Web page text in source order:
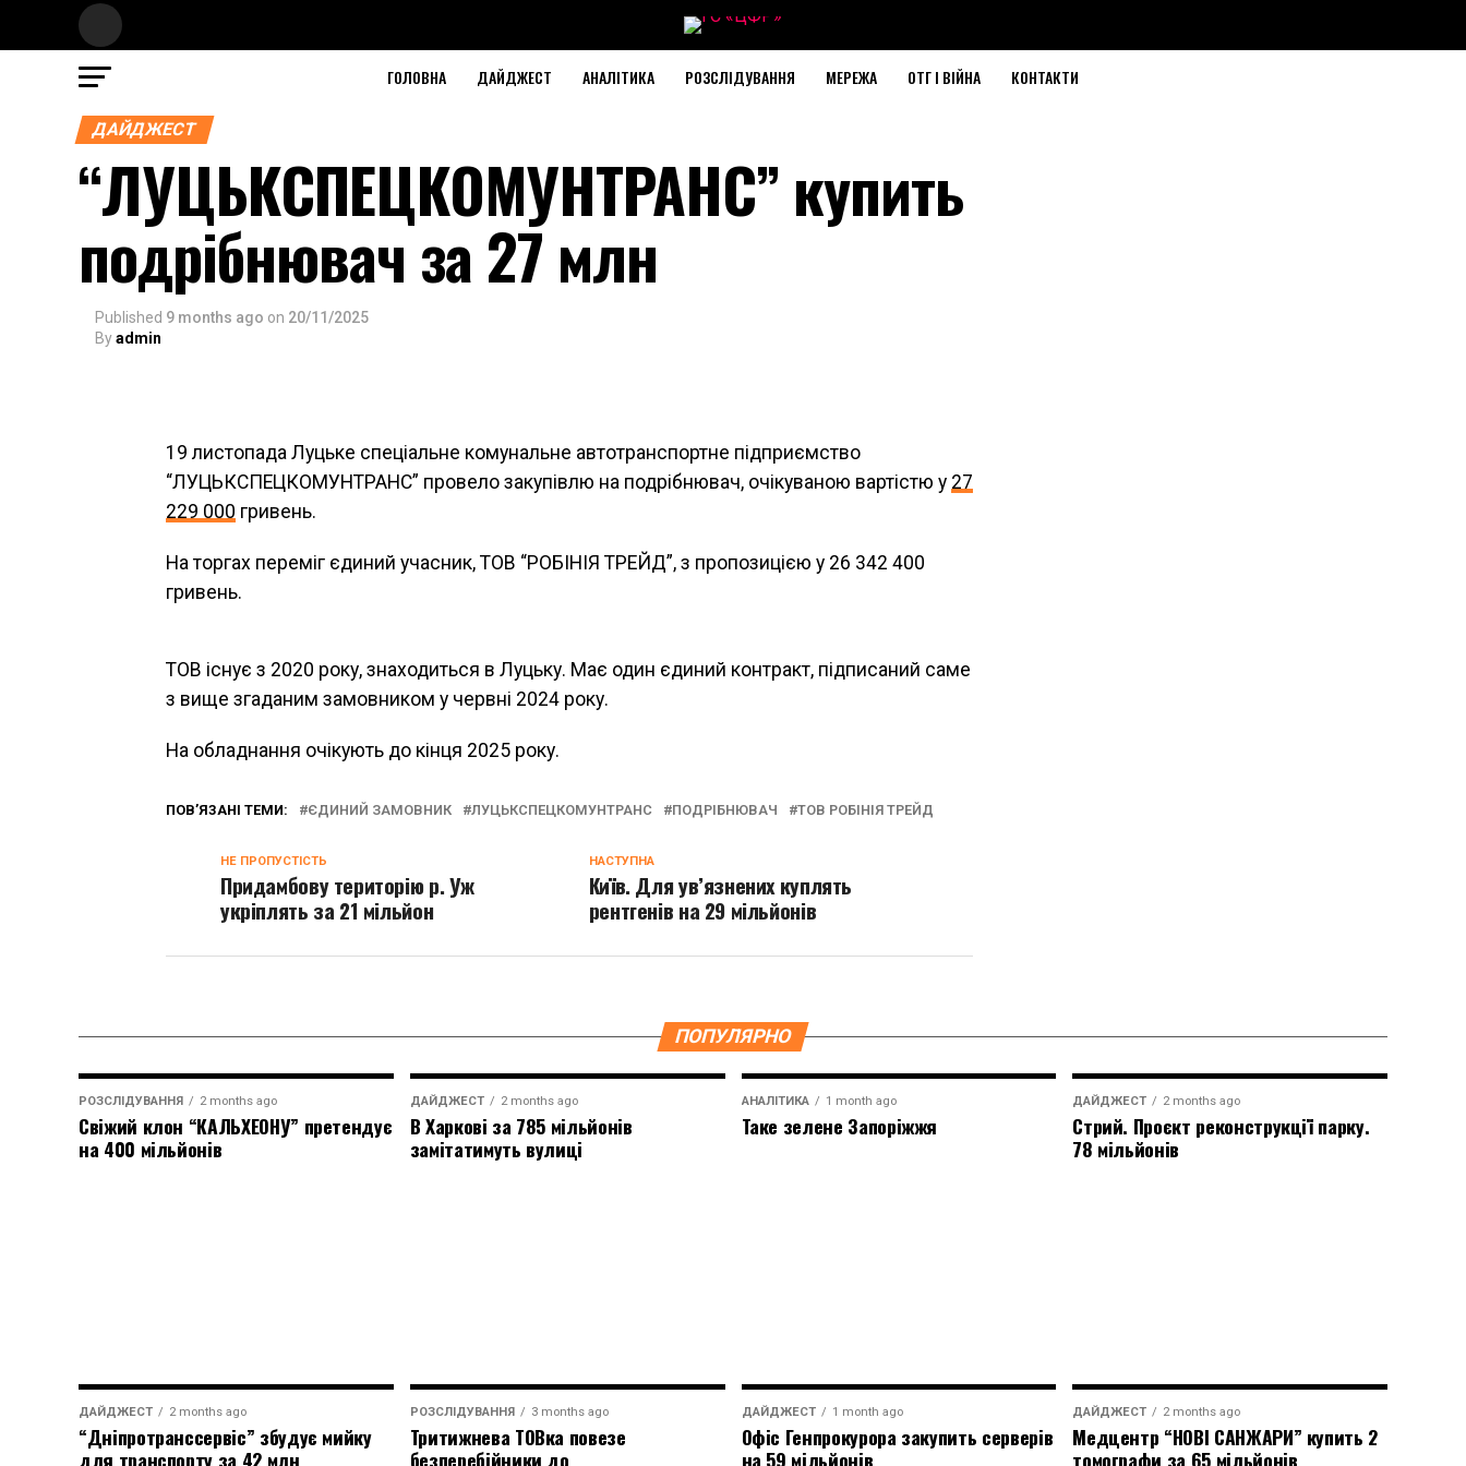
ГОЛОВНА ДАЙДЖЕСТ АНАЛІТИКА РОЗСЛІДУВАННЯ МЕРЕЖА ОТГ І ВІЙНА КОНТАКТИ
ДАЙДЖЕСТ
“ЛУЦЬКСПЕЦКОМУНТРАНС” купить
подрібнювач за 27 млн
Published 9 months ago on 20/11/2025
Byadmin
19 листопада Луцьке спеціальне комунальне автотранспортне підприємство
“ЛУЦЬКСПЕЦКОМУНТРАНС” провело закупівлю на подрібнювач, очікуваною вартістю у 27
229 000 гривень.
На торгах переміг єдиний учасник, ТОВ “РОБІНІЯ ТРЕЙД”, з пропозицією у 26 342 400
гривень.
ТОВ існує з 2020 року, знаходиться в Луцьку. Має один єдиний контракт, підписаний саме
з вище згаданим замовником у червні 2024 року.
На обладнання очікують до кінця 2025 року.
ПОВ’ЯЗАНІ ТЕМИ: ЄДИНИЙ ЗАМОВНИК ЛУЦЬКСПЕЦКОМУНТРАНС ПОДРІБНЮВАЧ ТОВ РОБІНІЯ ТРЕЙД
НАСТУПНА
Київ. Для ув’язнених куплять
рентгенів на 29 мільйонів
НЕ ПРОПУСТІСТЬ
Придамбову територію р. Уж
укріплять за 21 мільйон
ПОПУЛЯРНО
РОЗСЛІДУВАННЯ 2 months ago
Свіжий клон “КАЛЬХЕОНУ” претендує
на 400 мільйонів
ДАЙДЖЕСТ 2 months ago
В Харкові за 785 мільйонів
замітатимуть вулиці
АНАЛІТИКА 1 month ago
Таке зелене Запоріжжя
ДАЙДЖЕСТ 2 months ago
Стрий. Проєкт реконструкції парку.
78 мільйонів
ДАЙДЖЕСТ 2 months ago
“Дніпротранссервіс” збудує мийку
для транспорту за 42 млн
РОЗСЛІДУВАННЯ 3 months ago
Тритижнева ТОВка повезе
безперебійники до
ДАЙДЖЕСТ 1 month ago
Офіс Генпрокурора закупить серверів
на 59 мільйонів
ДАЙДЖЕСТ 2 months ago
Медцентр “НОВІ САНЖАРИ” купить 2
томографи за 65 мільйонів